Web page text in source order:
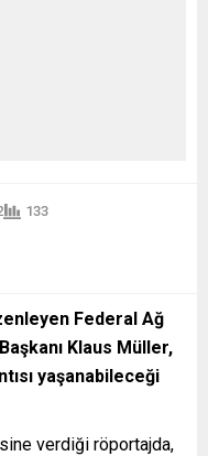
133
Federal Ağ
Klaus Müller,
yaşanabileceği
verdiği röportajda,